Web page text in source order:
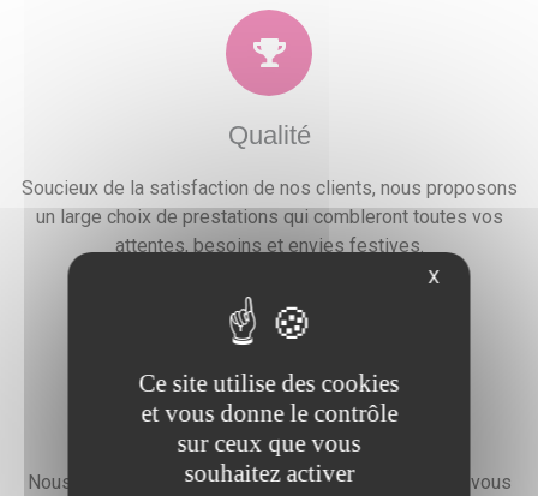
Qualité
Soucieux de la satisfaction de nos clients, nous proposons
un large choix de prestations qui combleront toutes vos
attentes, besoins et envies festives.
Devis gratuit
Nous faisons preuve d'une grande disponibilité pour vous
X
Ce site utilise des cookies
et vous donne le contrôle
sur ceux que vous
souhaitez activer